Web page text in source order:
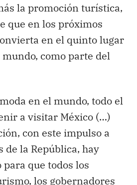
la promoción turística,
que en los próximos
en el quinto lugar
como parte del
en el mundo, todo el
a visitar México (…)
con este impulso a
de la República, hay
que todos los
los gobernadores